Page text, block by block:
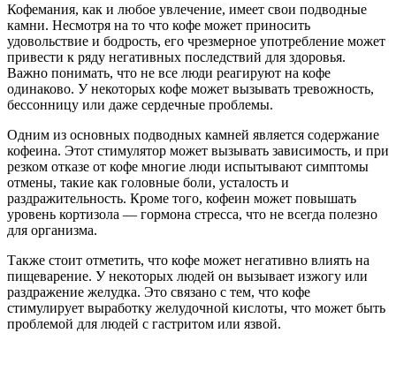
Кофемания, как и любое увлечение, имеет свои подводные
камни. Несмотря на то что кофе может приносить
удовольствие и бодрость, его чрезмерное употребление может
привести к ряду негативных последствий для здоровья.
Важно понимать, что не все люди реагируют на кофе
одинаково. У некоторых кофе может вызывать тревожность,
бессонницу или даже сердечные проблемы.
Одним из основных подводных камней является содержание
кофеина. Этот стимулятор может вызывать зависимость, и при
резком отказе от кофе многие люди испытывают симптомы
отмены, такие как головные боли, усталость и
раздражительность. Кроме того, кофеин может повышать
уровень кортизола — гормона стресса, что не всегда полезно
для организма.
Также стоит отметить, что кофе может негативно влиять на
пищеварение. У некоторых людей он вызывает изжогу или
раздражение желудка. Это связано с тем, что кофе
стимулирует выработку желудочной кислоты, что может быть
проблемой для людей с гастритом или язвой.